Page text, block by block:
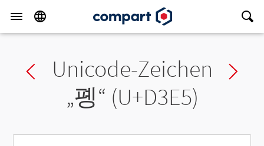
Previous char
Unicode-Zeichen
„폥“ (U+D3E5)